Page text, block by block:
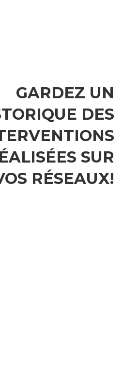
GARDEZ UN
DES
SUR
RÉSEAUX!